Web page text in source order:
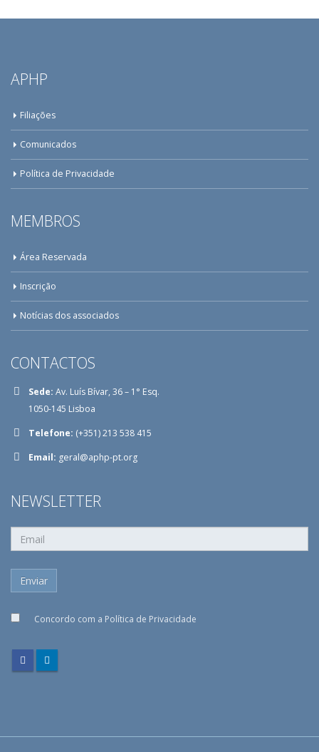
APHP
Filiações
Comunicados
Política de Privacidade
MEMBROS
Área Reservada
Inscrição
Notícias dos associados
CONTACTOS
Sede: Av. Luís Bívar, 36 – 1° Esq.
1050-145 Lisboa
Telefone: (+351) 213 538 415
Email: geral@aphp-pt.org
NEWSLETTER
Concordo com a Política de Privacidade